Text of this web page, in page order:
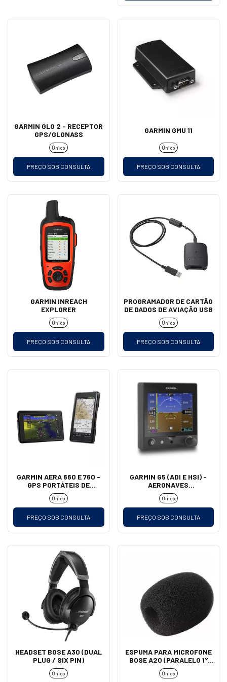
GARMIN GLO 2 - RECEPTOR
GPS/GLONASS
Único
PREÇO SOB CONSULTA
GARMIN GMU 11
Único
PREÇO SOB CONSULTA
GARMIN INREACH
EXPLORER
Único
PREÇO SOB CONSULTA
PROGRAMADOR DE CARTÃO
DE DADOS DE AVIAÇÃO USB
Único
PREÇO SOB CONSULTA
GARMIN AERA 660 E 760 -
GPS PORTÁTEIS DE
AVIAÇÃO
Único
PREÇO SOB CONSULTA
GARMIN G5 (ADI E HSI) -
AERONAVES
EXPERIMENTAIS E
HOMOLOGADAS
Único
PREÇO SOB CONSULTA
HEADSET BOSE A30 (DUAL
PLUG / SIX PIN)
Único
ESPUMA PARA MICROFONE
BOSE A20 (PARALELO 1°
LINHA)
Único